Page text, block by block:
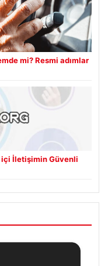
mi? Resmi adımlar
İletişimin Güvenli